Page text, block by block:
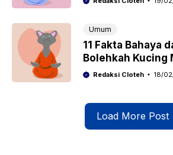
Umum
11 Fakta Bahaya
Bolehkah Kucing
Roti? Cat Lovers
Redaksi Cloteh 18/
Load More Post